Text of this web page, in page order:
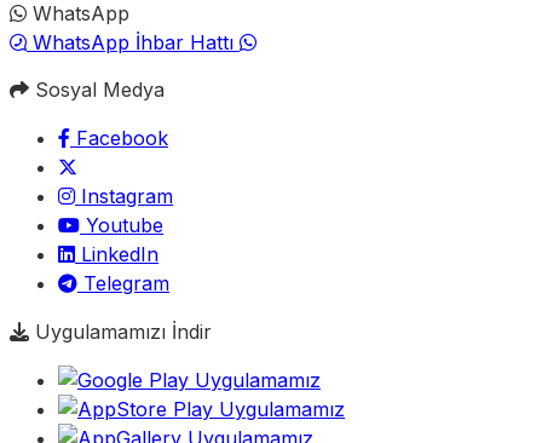
WhatsApp
WhatsApp İhbar Hattı
Sosyal Medya
Facebook
Instagram
Youtube
LinkedIn
Telegram
Uygulamamızı İndir